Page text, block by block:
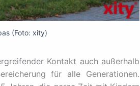
(Foto: xity)
Kontakt auch außerhalb
für alle Generationen.